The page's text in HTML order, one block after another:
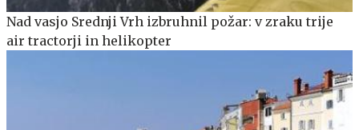
Nad vasjo Srednji Vrh izbruhnil požar: v zraku trije
air tractorji in helikopter